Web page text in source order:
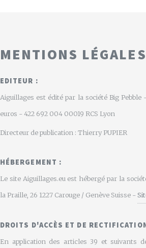
MENTIONS
EDITEUR :
Aiguillages est édité par la société Big
euros - 422 692 004 00019 RCS Lyon
Directeur de publication : Thierry PUPIER
HÉBERGEMENT :
Le site Aiguillages.eu est hébergé par la
la Praille, 26 1227 Carouge / Genève Suisse -
DROITS D'ACCÈS ET DE
En application des articles 39 et suivants